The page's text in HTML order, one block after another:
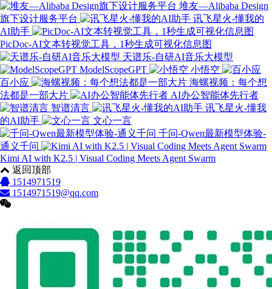
堆友—Alibaba Design
旗下设计服务平台
讯飞星火-懂我的
AI助手
PicDoc-AI文本转视觉工具，1秒生成可视化信息图
天谱乐-自研AI音乐大模型
ModelScopeGPT
小悟空
百小应
海螺视频：每个想
法都是一部大片
AI办公智能体先行者
智谱清言
讯飞星火-懂我
的AI助手
文心一言
千问-Qwen最新模型体验-
通义千问
Kimi AI with K2.5 | Visual Coding Meets Agent Swarm
返回顶部
1514971519
1514971519@qq.com